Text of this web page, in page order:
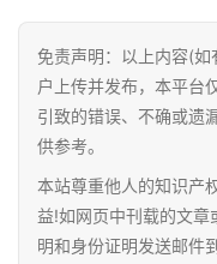
免责声明：以上内容(
户上传并发布，本平台
引致的错误、不确或遗
供参考。
本站尊重他人的知识产
益!如网页中刊载的文
明和身份证明发送邮件